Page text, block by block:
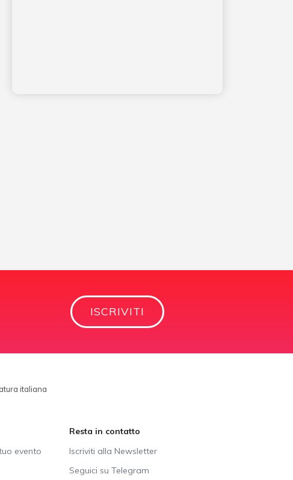
ISCRIVITI
italiana
evento
Resta in contatto
Iscriviti alla Newsletter
Seguici su Telegram